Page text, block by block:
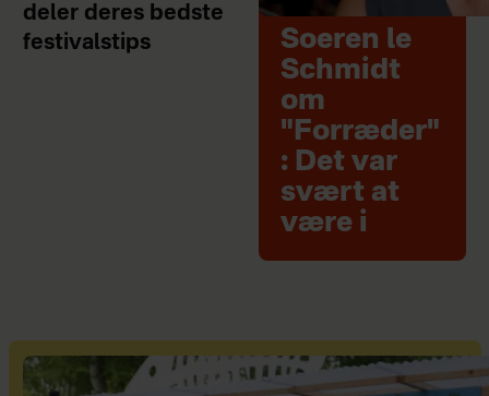
deler deres bedste
festivalstips
Soeren le
Schmidt
om
"Forræder"
: Det var
svært at
være i